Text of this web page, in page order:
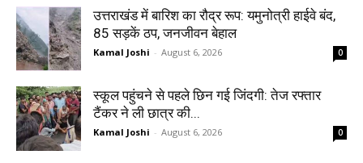
उत्तराखंड में बारिश का रौद्र रूप: यमुनोत्री हाईवे बंद,
85 सड़कें ठप, जनजीवन बेहाल
Kamal Joshi - August 6, 2026 0
स्कूल पहुंचने से पहले छिन गई जिंदगी: तेज रफ्तार
टैंकर ने ली छात्र की...
Kamal Joshi - August 6, 2026 0